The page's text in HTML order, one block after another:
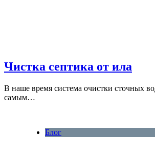
Чистка септика от ила
В наше время система очистки сточных
самым…
Блог